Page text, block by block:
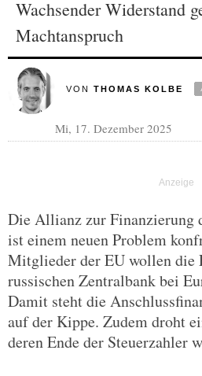
Wachsender Widerstand
Machtanspruch
VON THOMAS KOLBE
Mi, 17. Dezember 2025
Die Allianz zur Finanzierung
ist einem neuen Problem
Mitglieder der EU wollen die
russischen Zentralbank bei
Damit steht die
auf der Kippe. Zudem droht
deren Ende der Steuerzahler